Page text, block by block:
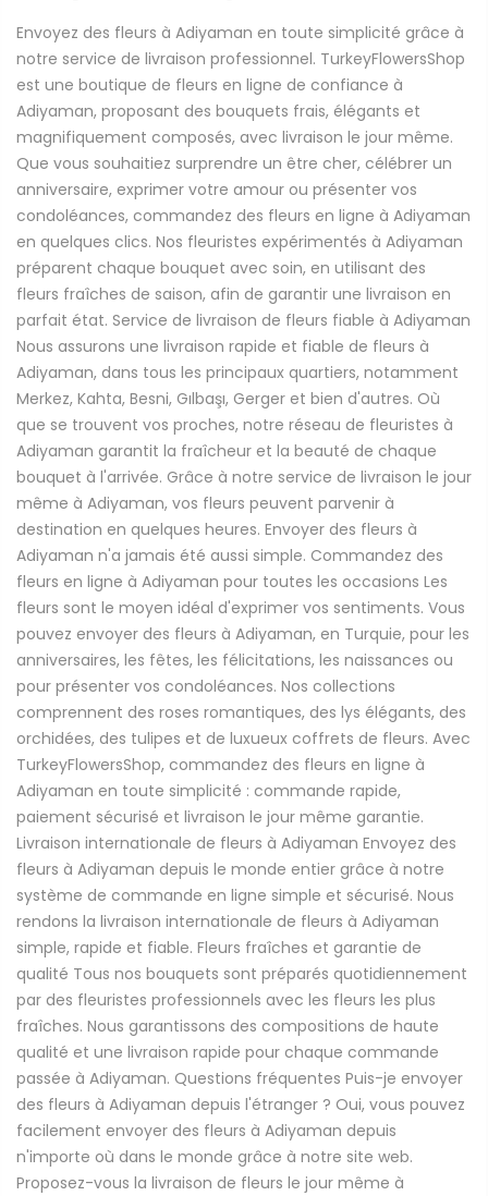
Envoyez des fleurs à Adiyaman en toute simplicité grâce à
notre service de livraison professionnel. TurkeyFlowersShop
est une boutique de fleurs en ligne de confiance à
Adiyaman, proposant des bouquets frais, élégants et
magnifiquement composés, avec livraison le jour même.
Que vous souhaitiez surprendre un être cher, célébrer un
anniversaire, exprimer votre amour ou présenter vos
condoléances, commandez des fleurs en ligne à Adiyaman
en quelques clics. Nos fleuristes expérimentés à Adiyaman
préparent chaque bouquet avec soin, en utilisant des
fleurs fraîches de saison, afin de garantir une livraison en
parfait état. Service de livraison de fleurs fiable à Adiyaman
Nous assurons une livraison rapide et fiable de fleurs à
Adiyaman, dans tous les principaux quartiers, notamment
Merkez, Kahta, Besni, Gılbaşı, Gerger et bien d'autres. Où
que se trouvent vos proches, notre réseau de fleuristes à
Adiyaman garantit la fraîcheur et la beauté de chaque
bouquet à l'arrivée. Grâce à notre service de livraison le jour
même à Adiyaman, vos fleurs peuvent parvenir à
destination en quelques heures. Envoyer des fleurs à
Adiyaman n'a jamais été aussi simple. Commandez des
fleurs en ligne à Adiyaman pour toutes les occasions Les
fleurs sont le moyen idéal d'exprimer vos sentiments. Vous
pouvez envoyer des fleurs à Adiyaman, en Turquie, pour les
anniversaires, les fêtes, les félicitations, les naissances ou
pour présenter vos condoléances. Nos collections
comprennent des roses romantiques, des lys élégants, des
orchidées, des tulipes et de luxueux coffrets de fleurs. Avec
TurkeyFlowersShop, commandez des fleurs en ligne à
Adiyaman en toute simplicité : commande rapide,
paiement sécurisé et livraison le jour même garantie.
Livraison internationale de fleurs à Adiyaman Envoyez des
fleurs à Adiyaman depuis le monde entier grâce à notre
système de commande en ligne simple et sécurisé. Nous
rendons la livraison internationale de fleurs à Adiyaman
simple, rapide et fiable. Fleurs fraîches et garantie de
qualité Tous nos bouquets sont préparés quotidiennement
par des fleuristes professionnels avec les fleurs les plus
fraîches. Nous garantissons des compositions de haute
qualité et une livraison rapide pour chaque commande
passée à Adiyaman. Questions fréquentes Puis-je envoyer
des fleurs à Adiyaman depuis l'étranger ? Oui, vous pouvez
facilement envoyer des fleurs à Adiyaman depuis
n'importe où dans le monde grâce à notre site web.
Proposez-vous la livraison de fleurs le jour même à